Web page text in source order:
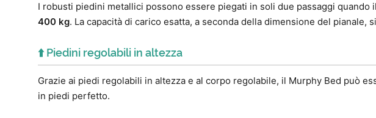
I robusti piedini metallici possono essere piegati in soli due passaggi
400 kg. La capacità di carico esatta, a seconda della dimensione del pianale,
⬆️ Piedini regolabili in altezza
Grazie ai piedi regolabili in altezza e al corpo regolabile, il Murphy Bed può
in piedi perfetto.